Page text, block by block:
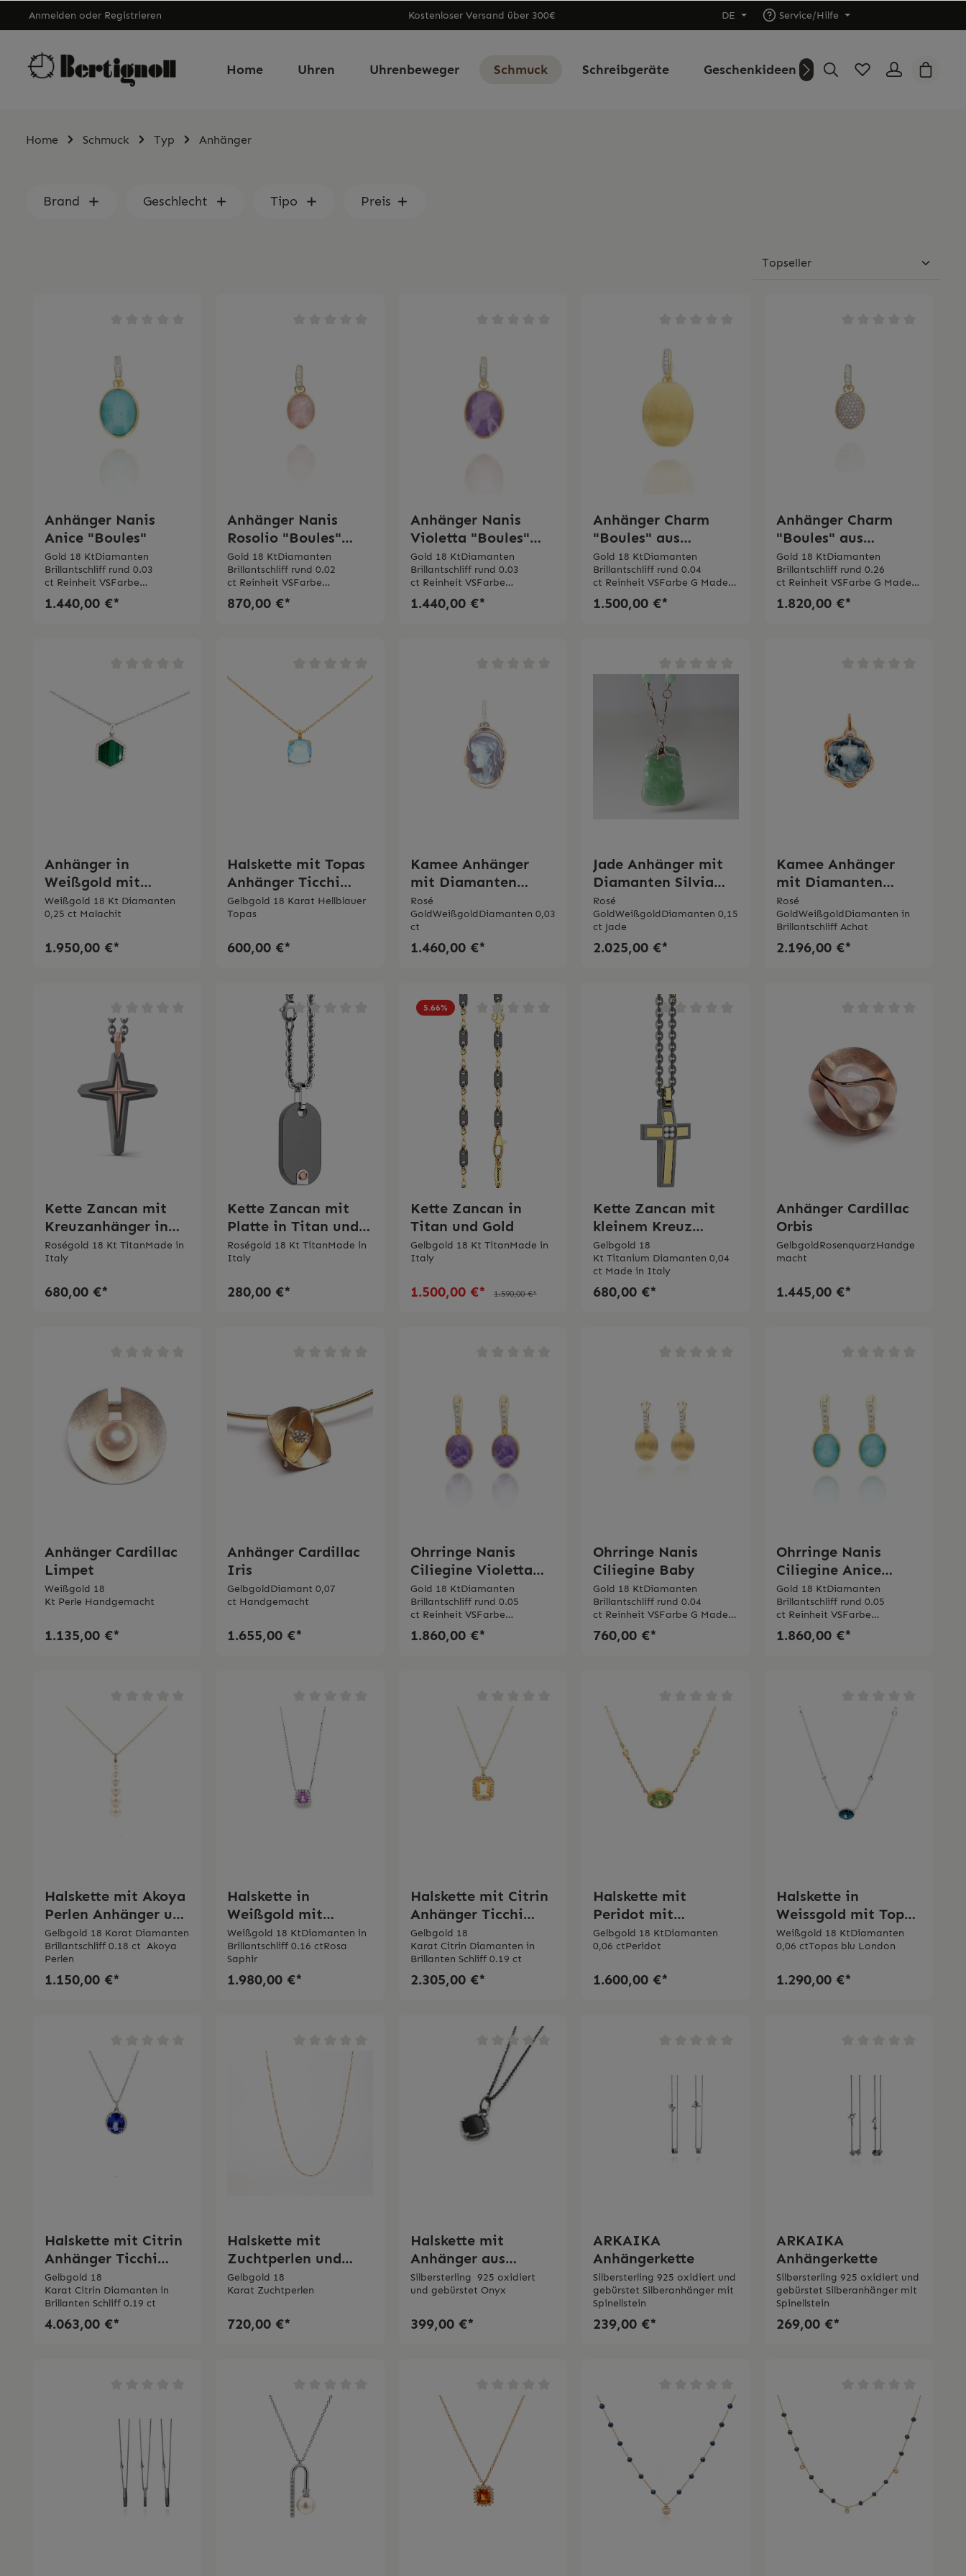
Anmelden oder Registrieren Kostenloser Versand über 300€ DE Service/Hilfe
Home Uhren Uhrenbeweger Schmuck Schreibgeräte Geschenkideen Outlet Über uns
Home Schmuck Typ Anhänger
Brand Geschlecht Tipo Preis
Anhänger Nanis
Anice "Boules"
Gold 18 KtDiamanten
Brillantschliff rund 0.03
ct Reinheit VSFarbe
G Amazzonit 4 ct Made in
Italy
1.440,00 €*
Anhänger Nanis
Rosolio "Boules"
klein
Gold 18 KtDiamanten
Brillantschliff rund 0.02
ct Reinheit VSFarbe
G Triplette aus Bergkristall,
Erdbeerquarz und
870,00 €*
Anhänger Nanis
Violetta "Boules"
medium
Gold 18 KtDiamanten
Brillantschliff rund 0.03
ct Reinheit VSFarbe
G Triplette aus Bergkristall,
Lepidolith und
1.440,00 €*
Anhänger Charm
"Boules" aus
graviertem gold und
diamanten (mittel)
Gold 18 KtDiamanten
Brillantschliff rund 0.04
ct Reinheit VSFarbe G Made
1.500,00 €*
Anhänger Charm
"Boules" aus
graviertem gold und
diamanten Pavé
Gold 18 KtDiamanten
Brillantschliff rund 0.26
ct Reinheit VSFarbe G Made
1.820,00 €*
Anhänger in
Weißgold mit
Malachit und
Diamanten Ticchi
Weißgold 18 Kt Diamanten
0,25 ct Malachit
1.950,00 €*
Halskette mit Topas
Anhänger Ticchi
Gioielli
Gelbgold 18 Karat Hellblauer
Topas
600,00 €*
Kamee Anhänger
mit Diamanten
Silvia Kelly
Rosé
GoldWeißgoldDiamanten 0,03
ct
1.460,00 €*
Jade Anhänger mit
Diamanten Silvia
Kelly
Rosé
GoldWeißgoldDiamanten 0,15
ct Jade
2.025,00 €*
Kamee Anhänger
mit Diamanten
Silvia Kelly
Rosé
GoldWeißgoldDiamanten in
Brillantschliff Achat
2.196,00 €*
Kette Zancan mit
Kreuzanhänger in
Titan und Roségold
Roségold 18 Kt TitanMade in
Italy
680,00 €*
Kette Zancan mit
Platte in Titan und
Roségold
Roségold 18 Kt TitanMade in
Italy
280,00 €*
5.66%
Kette Zancan in
Titan und Gold
Gelbgold 18 Kt TitanMade in
Italy
1.500,00 €* 1.590,00 €*
Kette Zancan mit
kleinem Kreuz
Zancan in Titan,
Gold und Diamanten
ETC201G
Gelbgold 18
Kt Titanium Diamanten 0,04
ct Made in Italy
680,00 €*
Anhänger Cardillac
Orbis
GelbgoldRosenquarzHandge
macht
1.445,00 €*
Anhänger Cardillac
Limpet
Weißgold 18
Kt Perle Handgemacht
1.135,00 €*
Anhänger Cardillac
Iris
GelbgoldDiamant 0,07
ct Handgemacht
1.655,00 €*
Ohrringe Nanis
Ciliegine Violetta
"Boules" klein
Gold 18 KtDiamanten
Brillantschliff rund 0.05
ct Reinheit VSFarbe
G Triplette aus Bergkristall,
Lepidolith und
1.860,00 €*
Ohrringe Nanis
Ciliegine Baby
Gold 18 KtDiamanten
Brillantschliff rund 0.04
ct Reinheit VSFarbe G Made
760,00 €*
Ohrringe Nanis
Ciliegine Anice
"Boules" klein
Gold 18 KtDiamanten
Brillantschliff rund 0.05
ct Reinheit VSFarbe
G Doublette aus Bergkristall
und Amazonit Made in Italy
1.860,00 €*
Halskette mit Akoya
Perlen Anhänger und
Diamante Ticchi
Gioielli
Gelbgold 18 Karat Diamanten
Brillantschliff 0.18 ct Akoya
Perlen
1.150,00 €*
Halskette in
Weißgold mit
Diamanten und Rosa
Saphir
Weißgold 18 KtDiamanten in
Brillantschliff 0.16 ctRosa
Saphir
1.980,00 €*
Halskette mit Citrin
Anhänger Ticchi
Gioielli
Gelbgold 18
Karat Citrin Diamanten in
Brillanten Schliff 0.19 ct
2.305,00 €*
Halskette mit
Peridot mit
Diamanten
Bertignoll
Gelbgold 18 KtDiamanten
0,06 ctPeridot
1.600,00 €*
Halskette in
Weissgold mit Topas
blu London mit
Diamanten
Weißgold 18 KtDiamanten
0,06 ctTopas blu London
1.290,00 €*
Halskette mit Citrin
Anhänger Ticchi
Gioielli
Gelbgold 18
Karat Citrin Diamanten in
Brillanten Schliff 0.19 ct
4.063,00 €*
Halskette mit
Zuchtperlen und
Gelbgold Ticchi
Gioielli
Gelbgold 18
Karat Zuchtperlen
720,00 €*
Halskette mit
Anhänger aus
schwarzem Onyx
Silbersterling 925 oxidiert
und gebürstet Onyx
399,00 €*
ARKAIKA
Anhängerkette
Silbersterling 925 oxidiert und
gebürstet Silberanhänger mit
Spinellstein
239,00 €*
ARKAIKA
Anhängerkette
Silbersterling 925 oxidiert und
gebürstet Silberanhänger mit
Spinellstein
269,00 €*